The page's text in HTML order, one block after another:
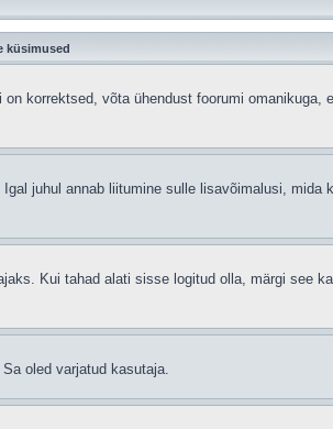
küsimused
korrektsed, võta ühendust foorumi omanikuga,
juhul annab liitumine sulle lisavõimalusi, mida
Kui tahad alati sisse logitud olla, märgi see
oled varjatud kasutaja.